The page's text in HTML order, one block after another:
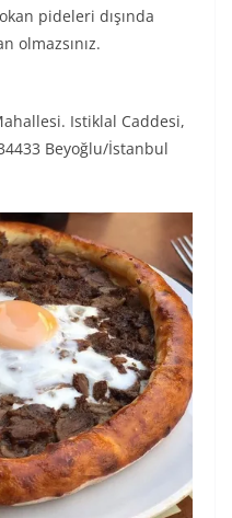
pideleri dışında
olmazsınız.
Istiklal Caddesi,
Beyoğlu/İstanbul